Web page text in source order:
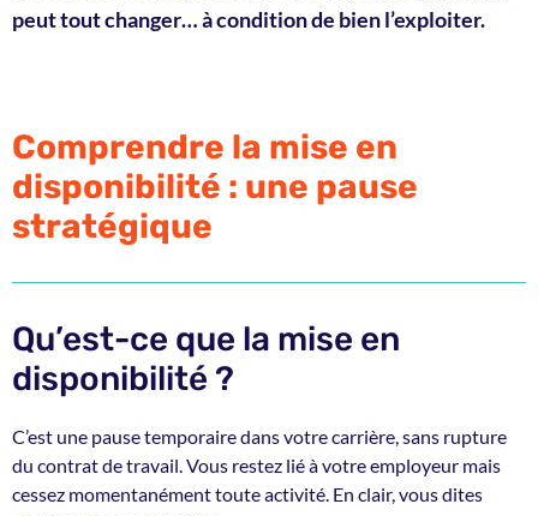
peut tout changer… à condition de bien l’exploiter.
Comprendre la mise en
disponibilité : une pause
stratégique
Qu’est-ce que la mise en
disponibilité ?
C’est une pause temporaire dans votre carrière, sans rupture
du contrat de travail. Vous restez lié à votre employeur mais
cessez momentanément toute activité. En clair, vous dites